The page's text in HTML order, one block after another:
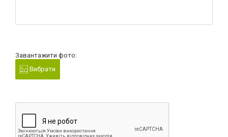
Завантажити фото:
Вибрати